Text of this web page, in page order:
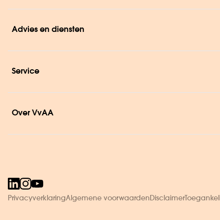
Advies en diensten
Service
Over VvAA
PrivacyverklaringAlgemene voorwaarden Disclaimer